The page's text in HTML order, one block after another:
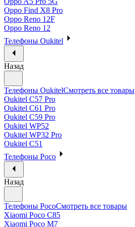
Oppo Find X8 Pro
Oppo Reno 12F
Oppo Reno 12
Телефоны Oukitel
Назад
Телефоны OukitelСмотреть все товары
Oukitel C57 Pro
Oukitel C61 Pro
Oukitel C59 Pro
Oukitel WP52
Oukitel WP32 Pro
Oukitel C51
Телефоны Poco
Назад
Телефоны PocoСмотреть все товары
Xiaomi Poco C85
Xiaomi Poco M7